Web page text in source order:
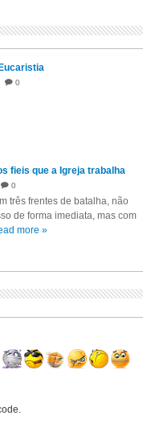
0
fieis que a Igreja trabalha
0
três frentes de batalha, não
de forma imediata, mas com
more »